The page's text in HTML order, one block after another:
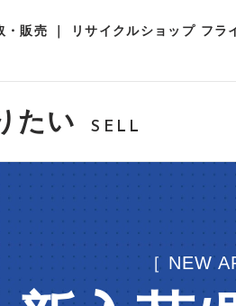
販売 ｜ リサイクルショップ フラ
たい SELL
［ NEW